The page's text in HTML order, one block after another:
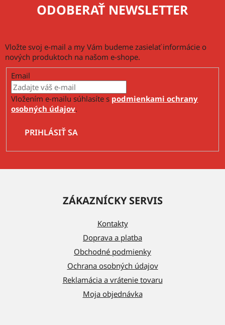
ODOBERAŤ NEWSLETTER
Vložte svoj e-mail a my Vám budeme zasielať informácie o
nových produktoch na našom e-shope.
Email
Vložením e-mailu súhlasíte s podmienkami ochrany
osobných údajov.
PRIHLÁSIŤ SA
ZÁKAZNÍCKY SERVIS
Kontakty
Doprava a platba
Obchodné podmienky
Ochrana osobných údajov
Reklamácia a vrátenie tovaru
Moja objednávka